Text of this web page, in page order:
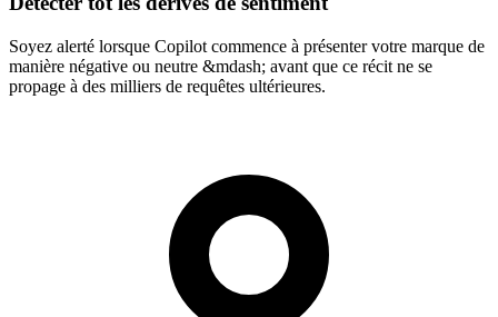
Soyez alerté lorsque Copilot commence à présenter votre marque de
manière négative ou neutre &mdash; avant que ce récit ne se
propage à des milliers de requêtes ultérieures.